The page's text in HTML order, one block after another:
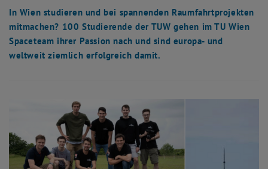
In Wien studieren und bei spannenden Raumfahrtprojekten
mitmachen? 100 Studierende der TUW gehen im TU Wien
Spaceteam ihrer Passion nach und sind europa- und
weltweit ziemlich erfolgreich damit.